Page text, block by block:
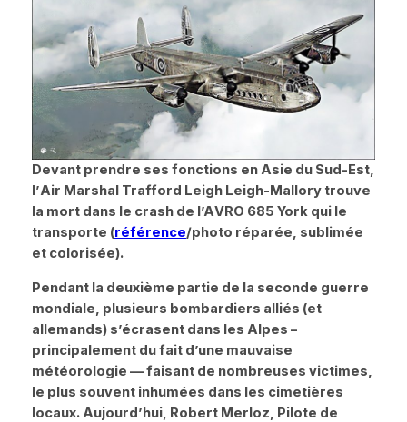
Devant prendre ses fonctions en Asie du Sud-Est,
l’Air Marshal Trafford Leigh Leigh-Mallory trouve
la mort dans le crash de l’AVRO 685 Yorkqui le
transporte (référence/photo réparée, sublimée
et colorisée).
Pendant la deuxième partie de la seconde guerre
mondiale, plusieurs bombardiers alliés (et
allemands) s’écrasentdans les Alpes –
principalement du fait d’une mauvaise
météorologie — faisant de nombreuses victimes,
le plus souvent inhumées dans les cimetières
locaux. Aujourd’hui, Robert Merloz, Pilote de